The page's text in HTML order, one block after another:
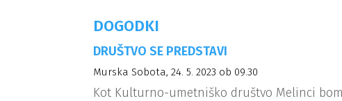
DOGODKI
DRUŠTVO SE PREDSTAVI
Murska Sobota, 24. 5. 2023 ob 09.30
Kot Kulturno-umetniško društvo Melinci